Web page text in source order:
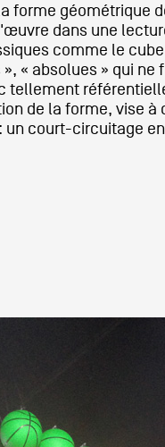
année
forme géométrique
dans une
comme le
« absolues » qui ne
tellement
de la forme, vise
un court-circuitage